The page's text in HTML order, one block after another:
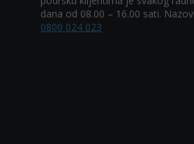
dana od 08.00 – 16.00 sati.
0800 024 023